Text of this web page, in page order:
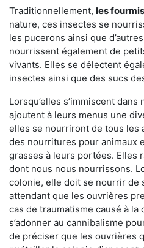
Traditionnellement, les
nature, ces insectes se
les pucerons ainsi que
nourrissent également de
vivants. Elles se délectent
insectes ainsi que des sucs
Lorsqu’elles s’immiscent
ajoutent à leurs menus une
elles se nourriront de tous les
des nourritures pour animaux
grasses à leurs portées. Elles
dont nous nous nourrissons.
colonie, elle doit se nourrir
attendant que les ouvrières
cas de traumatisme causé à
s’adonner au cannibalisme
de préciser que les ouvrières